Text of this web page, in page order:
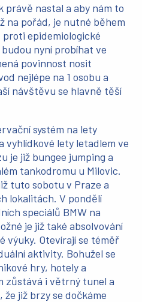
právě nastal a aby nám to
na pořád, je nutné během
epidemiologické
nyní probíhat ve
povinnost nosit
nejlépe na 1 osobu a
návštěvu se hlavně těší
systém na lety
vyhlídkové lety letadlem ve
je již bungee jumping a
tankodromu u Milovic.
tuto sobotu v Praze a
lokalitách. V pondělí
speciálů BMW na
je již také absolvování
výuky. Otevírají se téměř
aktivity. Bohužel se
hry, hotely a
zůstává i větrný tunel a
již brzy se dočkáme